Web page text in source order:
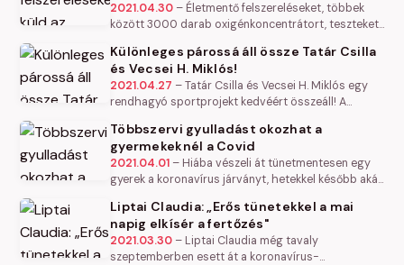
2021.04.30 – Életmentő felszereléseket, többek
között 3000 darab oxigénkoncentrátort, teszteket
hogy így segítse az…
Különleges párossá áll össze Tatár Csilla
és Vecsei H. Miklós!
2021.04.27 –Tatár Csilla és Vecsei H. Miklós egy
rendhagyó sportprojekt kedvéért összeáll! A
virtuális futóversenyén…
Többszervi gyulladást okozhat a
gyermekeknél a Covid
2021.04.01 – Hiába vészeli át tünetmentesen egy
gyerek a koronavírus járványt, hetekkel később akár
Heim Pál Országos…
Liptai Claudia: „Erős tünetekkel a mai
napig elkísér a fertőzés"
2021.03.30 – Liptai Claudia még tavaly
szeptemberben esett át a koronavírus-